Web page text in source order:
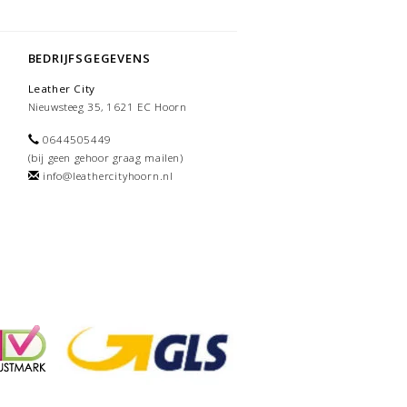
BEDRIJFSGEGEVENS
Leather City
Nieuwsteeg 35, 1621 EC Hoorn
0644505449
(bij geen gehoor graag mailen)
info@leathercityhoorn.nl